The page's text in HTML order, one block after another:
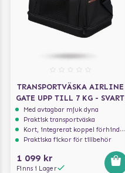
TRANSPORTVÄSKA AIRLINE
GATE UPP TILL 7 KG - SVART
Med avtagbar mjuk dyna
Praktisk transportväska
Kort, integrerat koppel förhindrar att hunden hoppar ur
Praktiska fickor för tillbehör
1 099 kr
Finns i Lager